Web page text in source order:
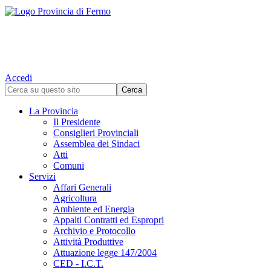
Accedi
La Provincia
Il Presidente
Consiglieri Provinciali
Assemblea dei Sindaci
Atti
Comuni
Servizi
Affari Generali
Agricoltura
Ambiente ed Energia
Appalti Contratti ed Espropri
Archivio e Protocollo
Attività Produttive
Attuazione legge 147/2004
CED - I.C.T.